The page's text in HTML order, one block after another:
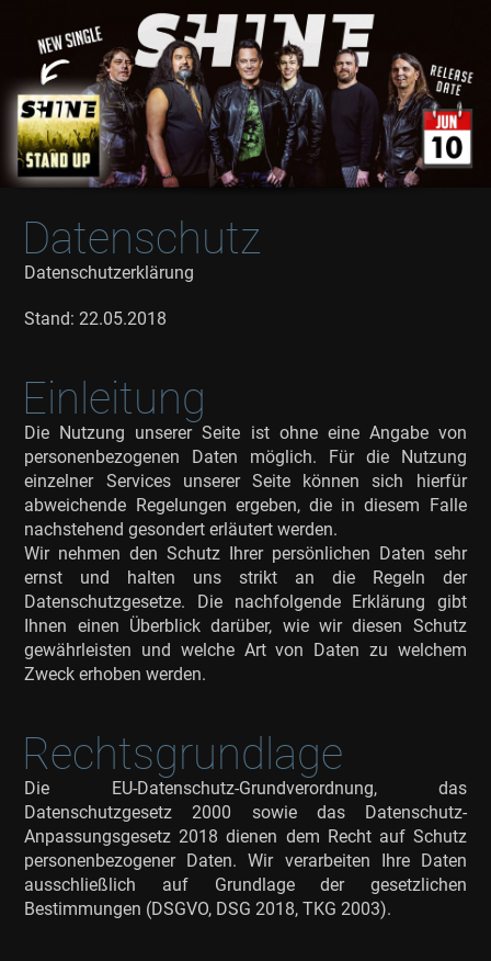
Datenschutz
Datenschutzerklärung
Stand: 22.05.2018
Einleitung
Die Nutzung unserer Seite ist ohne eine Angabe von
personenbezogenen Daten möglich. Für die Nutzung
einzelner Services unserer Seite können sich hierfür
abweichende Regelungen ergeben, die in diesem Falle
nachstehend gesondert erläutert werden.
Wir nehmen den Schutz Ihrer persönlichen Daten sehr
ernst und halten uns strikt an die Regeln der
Datenschutzgesetze. Die nachfolgende Erklärung gibt
Ihnen einen Überblick darüber, wie wir diesen Schutz
gewährleisten und welche Art von Daten zu welchem
Zweck erhoben werden.
Rechtsgrundlage
Die EU-Datenschutz-Grundverordnung, das
Datenschutzgesetz 2000 sowie das Datenschutz-
Anpassungsgesetz 2018 dienen dem Recht auf Schutz
personenbezogener Daten. Wir verarbeiten Ihre Daten
ausschließlich auf Grundlage der gesetzlichen
Bestimmungen (DSGVO, DSG 2018, TKG 2003).